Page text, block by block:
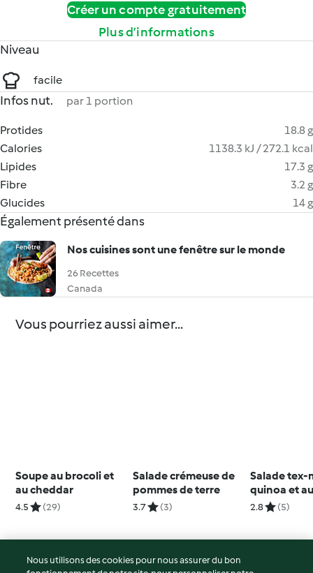
Créer un compte gratuitement
Plus d’informations
Niveau
facile
Infos nut. par 1 portion
Protides
18.8 g
Calories
1138.3 kJ / 272.1 kcal
Lipides
17.3 g
Fibre
3.2 g
Glucides
14 g
Également présenté dans
Nos cuisines sont une fenêtre sur le monde
26 Recettes
Canada
Vous pourriez aussi aimer...
Soupe au brocoli et
au cheddar
4.5 (29)
Salade crémeuse de
pommes de terre
3.7 (3)
Salade tex-
quinoa et
2.8 (5)
Nous utilisons des cookies pour nous assurer du bon